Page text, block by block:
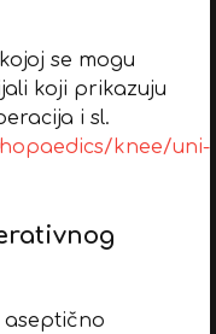
se mogu
koji prikazuju
i sl.
knee/uni-
aseptično